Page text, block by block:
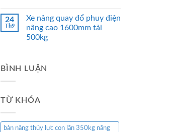
24
Th9
Xe nâng quay đổ phuy điện
nâng cao 1600mm tải
500kg
BÌNH LUẬN
TỪ KHÓA
bàn nâng thủy lực con lăn 350kg nâng